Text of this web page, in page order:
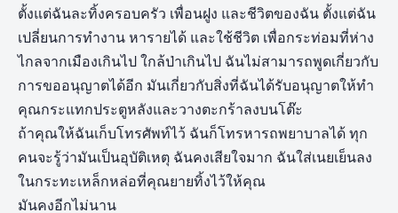
ตั้งแต่ฉันละทิ้งครอบครัว เพื่อนฝูง และชีวิตของฉัน ตั้งแต่ฉัน
เปลี่ยนการทำงาน หารายได้ และใช้ชีวิต เพื่อกระท่อมที่ห่าง
ไกลจากเมืองเกินไป ใกล้ป่าเกินไป ฉันไม่สามารถพูดเกี่ยวกับ
การขออนุญาตได้อีก มันเกี่ยวกับสิ่งที่ฉันได้รับอนุญาตให้ทำ
คุณกระแทกประตูหลังและวางตะกร้าลงบนโต๊ะ
ถ้าคุณให้ฉันเก็บโทรศัพท์ไว้ ฉันก็โทรหารถพยาบาลได้ ทุก
คนจะรู้ว่ามันเป็นอุบัติเหตุ ฉันคงเสียใจมาก ฉันใส่เนยเย็นลง
ในกระทะเหล็กหล่อที่คุณยายทิ้งไว้ให้คุณ
มันคงอีกไม่นาน